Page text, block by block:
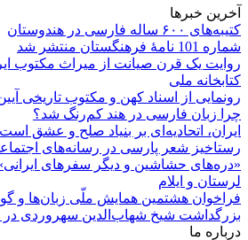
آخرین خبرها
کتیبه‌های ۶۰۰ ساله فارسی در هندوستان
شماره 101 نامۀ فرهنگستان منتشر شد
روایت یک قرن صیانت از میراث مکتوب
کتابخانه ملی
رونمایی از اسناد کهن و مکتوب تاریخی
چرا زبان فارسی در هند کم‌رنگ شد؟
ایران، اتحادیه‌ای بر بنیاد صلح و عشق است
رستاخیز شعر پارسی در رسانه‌های
«دره‌های حشاشین و دیگر سفرهای
لرستان و ایلام
فراخوان هشتمین همایش ملّی زبان‌ها و
بزرگداشت شیخ شهاب‌الدین سهروردی در
درباره ما